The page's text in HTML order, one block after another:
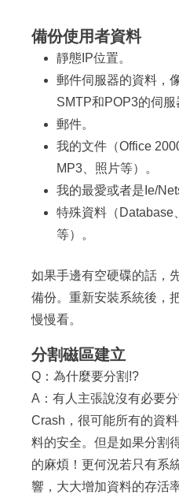
備份使用者資料
靜態IP位置。
郵件伺服器的資料，
SMTP和POP3的伺服
郵件。
我的文件（Office
MP3、照片等）。
我的最愛或者是Ie/
特殊資料（Database
等）。
如果手邊有空硬碟的話，
備份。重新安裝系統後，
慢慢看。
分割磁區建立
Q：為什麼要分割!?
A：有人主張說沒有必要
Crash，很可能所有的資
料的安全。但是如果分割
的麻煩！更何況若只有系
響，大大增加資料的存活